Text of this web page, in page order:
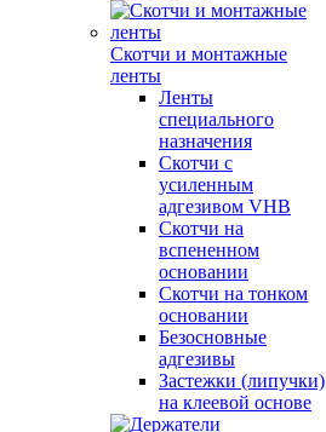
Скотчи и монтажные
ленты
Ленты
специального
назначения
Скотчи с
усиленным
адгезивом VHB
Скотчи на
вспененном
основании
Скотчи на тонком
основании
Безосновные
адгезивы
Застежки (липучки)
на клеевой основе